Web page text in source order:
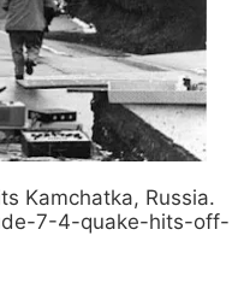
Kamchatka, Russia.
7-4-quake-hits-off-